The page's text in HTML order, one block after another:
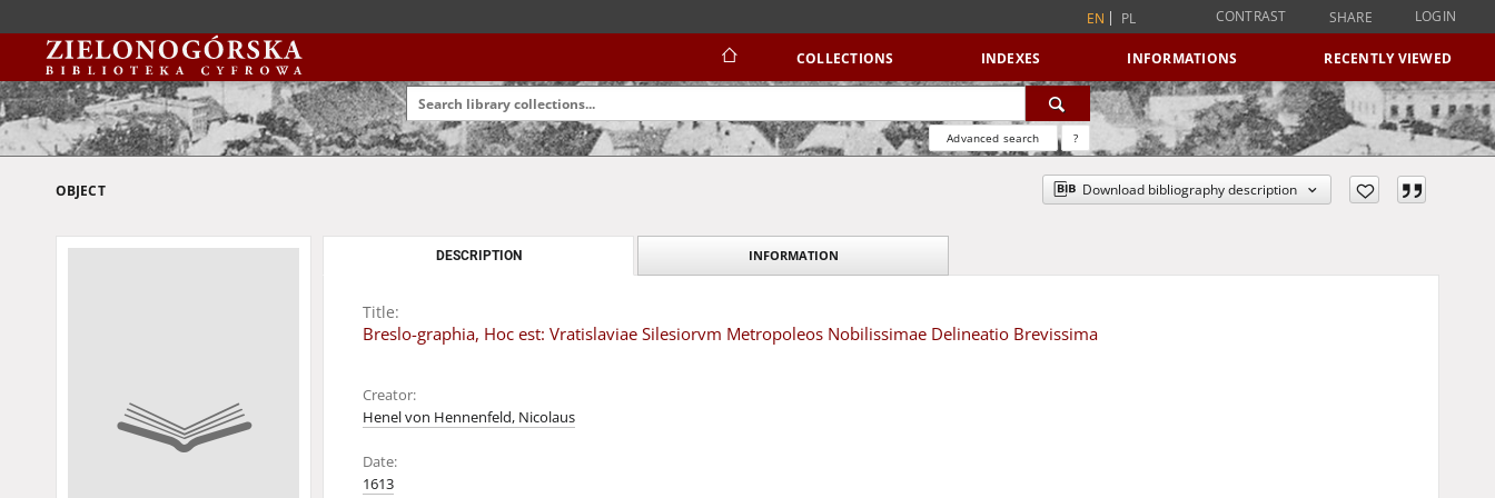
EN PL CONTRAST SHARE LOGIN
COLLECTIONS INDEXES INFORMATIONS RECENTLY VIEWED
Advanced search ?
OBJECT Download bibliography description
DESCRIPTION INFORMATION
Title:
Breslo-graphia, Hoc est: Vratislaviae Silesiorvm Metropoleos Nobilissimae Delineatio Brevissima
Creator:
Henel von Hennenfeld, Nicolaus
Date:
1613